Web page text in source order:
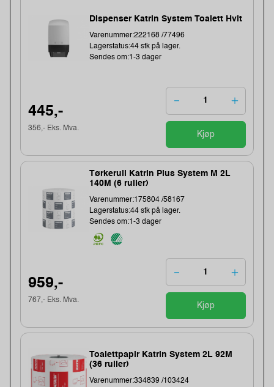
Dispenser Katrin System Toalett Hvit
Varenummer:222168 /77496
Lagerstatus:44 stk på lager.
Sendes om:1-3 dager
445,-
356,- Eks. Mva.
Kjøp
Tørkerull Katrin Plus System M 2L
140M (6 ruller)
Varenummer:175804 /58167
Lagerstatus:44 stk på lager.
Sendes om:1-3 dager
959,-
767,- Eks. Mva.
Kjøp
Toalettpapir Katrin System 2L 92M
(36 ruller)
Varenummer:334839 /103424